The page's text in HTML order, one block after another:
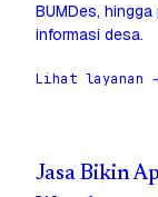
BUMDes,
informasi desa.
Lihat layanan
Jasa Bikin